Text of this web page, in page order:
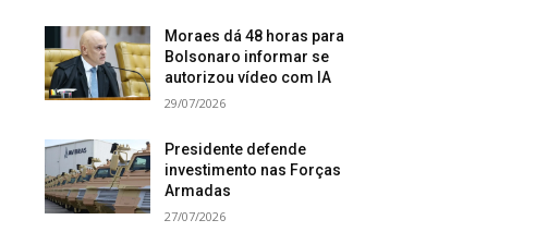
Moraes dá 48 horas para
Bolsonaro informar se
autorizou vídeo com IA
29/07/2026
Presidente defende
investimento nas Forças
Armadas
27/07/2026